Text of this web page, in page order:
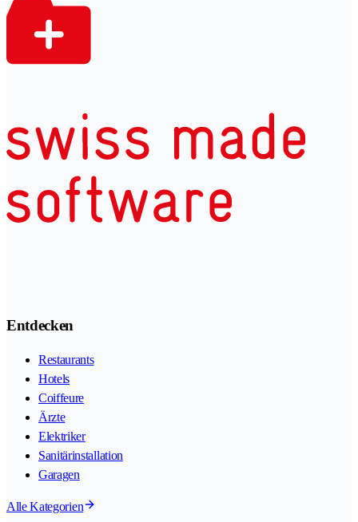
Entdecken
Restaurants
Hotels
Coiffeure
Ärzte
Elektriker
Sanitärinstallation
Garagen
Alle Kategorien